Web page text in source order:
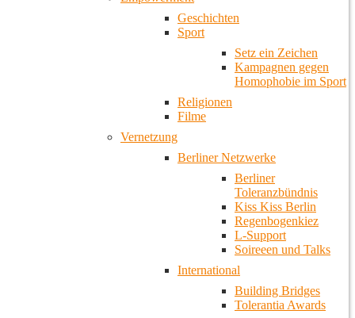
Geschichten
Sport
Setz ein Zeichen
Kampagnen gegen
Homophobie im Sport
Religionen
Filme
Vernetzung
Berliner Netzwerke
Berliner
Toleranzbündnis
Kiss Kiss Berlin
Regenbogenkiez
L-Support
Soireeen und Talks
International
Building Bridges
Tolerantia Awards